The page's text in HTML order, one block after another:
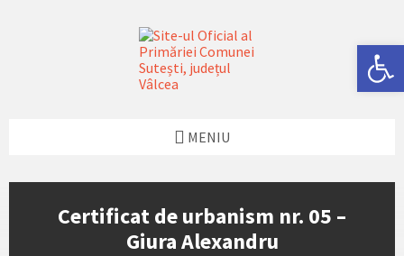
MENIU
Certificat de urbanism nr. 05 –
Giura Alexandru
Deschide bara de unelte